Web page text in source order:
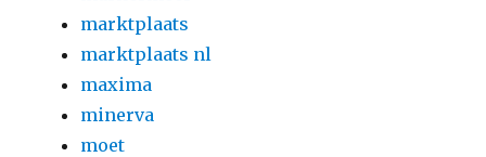
marktplaats
marktplaats nl
maxima
minerva
moet